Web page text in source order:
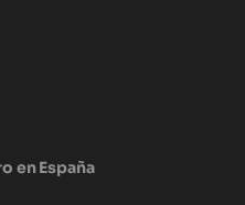
en España